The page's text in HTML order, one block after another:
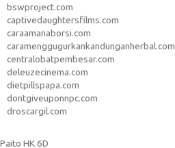
bswproject.com
captivedaughtersfilms.com
caraamanaborsi.com
caramenggugurkankandunganherbal.com
centralobatpembesar.com
deleuzecinema.com
dietpillspapa.com
dontgiveuponnpc.com
droscargil.com
Paito HK 6D